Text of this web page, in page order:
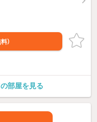
）
部屋を見る